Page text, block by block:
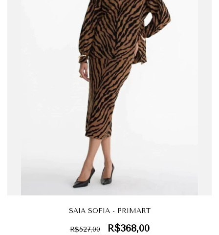
SAIA SOFIA - PRIMART
R$527,00 R$368,00